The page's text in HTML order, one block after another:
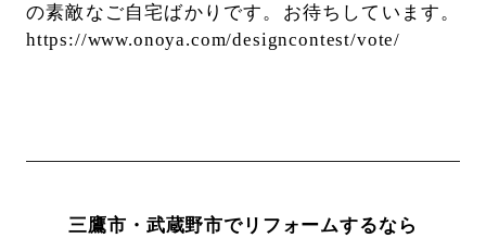
の素敵なご自宅ばかりです。お待ちしています。
https://www.onoya.com/designcontest/vote/
三鷹市・武蔵野市でリフォームするなら